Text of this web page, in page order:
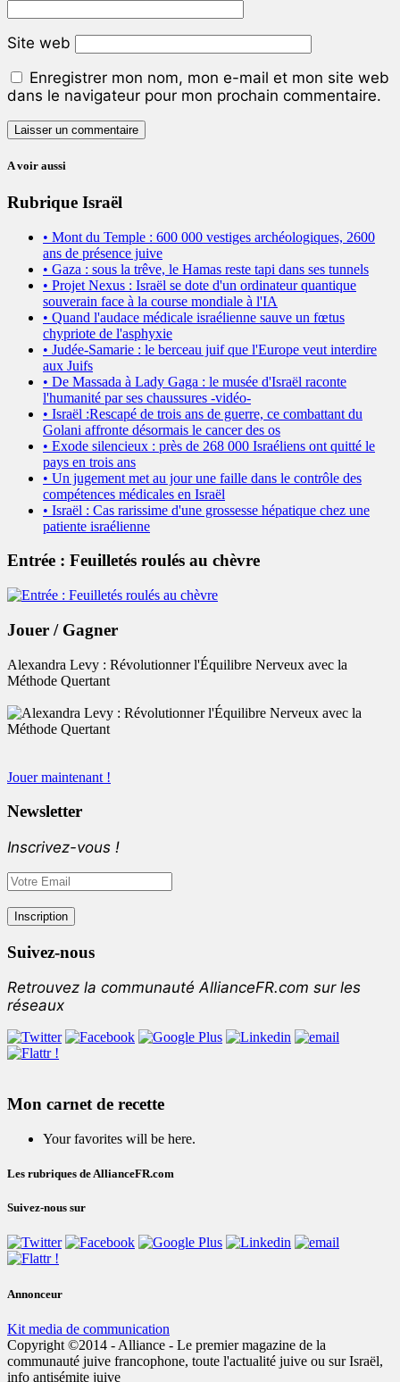
Site web
Enregistrer mon nom, mon e-mail et mon site web
dans le navigateur pour mon prochain commentaire.
A voir aussi
Rubrique Israël
• Mont du Temple : 600 000 vestiges archéologiques, 2600
ans de présence juive
• Gaza : sous la trêve, le Hamas reste tapi dans ses tunnels
• Projet Nexus : Israël se dote d'un ordinateur quantique
souverain face à la course mondiale à l'IA
• Quand l'audace médicale israélienne sauve un fœtus
chypriote de l'asphyxie
• Judée-Samarie : le berceau juif que l'Europe veut interdire
aux Juifs
• De Massada à Lady Gaga : le musée d'Israël raconte
l'humanité par ses chaussures -vidéo-
• Israël :Rescapé de trois ans de guerre, ce combattant du
Golani affronte désormais le cancer des os
• Exode silencieux : près de 268 000 Israéliens ont quitté le
pays en trois ans
• Un jugement met au jour une faille dans le contrôle des
compétences médicales en Israël
• Israël : Cas rarissime d'une grossesse hépatique chez une
patiente israélienne
Entrée : Feuilletés roulés au chèvre
Jouer / Gagner
Alexandra Levy : Révolutionner l'Équilibre Nerveux avec la
Méthode Quertant
Jouer maintenant !
Newsletter
Inscrivez-vous !
Suivez-nous
Retrouvez la communauté AllianceFR.com sur les
réseaux
Mon carnet de recette
Your favorites will be here.
Les rubriques de AllianceFR.com
Suivez-nous sur
Annonceur
Kit media de communication
Copyright ©2014 - Alliance - Le premier magazine de la
communauté juive francophone, toute l'actualité juive ou sur Israël,
info antisémite juive